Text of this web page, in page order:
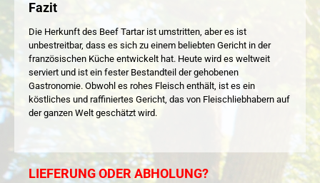
Fazit
Die Herkunft des Beef Tartar ist umstritten, aber es ist
unbestreitbar, dass es sich zu einem beliebten Gericht in der
französischen Küche entwickelt hat. Heute wird es weltweit
serviert und ist ein fester Bestandteil der gehobenen
Gastronomie. Obwohl es rohes Fleisch enthält, ist es ein
köstliches und raffiniertes Gericht, das von Fleischliebhabern auf
der ganzen Welt geschätzt wird.
LIEFERUNG ODER ABHOLUNG?